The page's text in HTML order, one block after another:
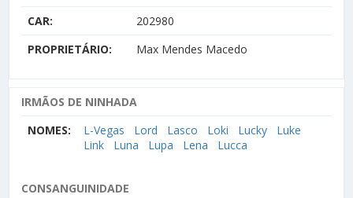
CAR:
202980
PROPRIETÁRIO:
Max Mendes Macedo
IRMÃOS DE NINHADA
NOMES:
L-Vegas Lord Lasco Loki Lucky
Luke
Link
Luna Lupa Lena Lucca
CONSANGUINIDADE